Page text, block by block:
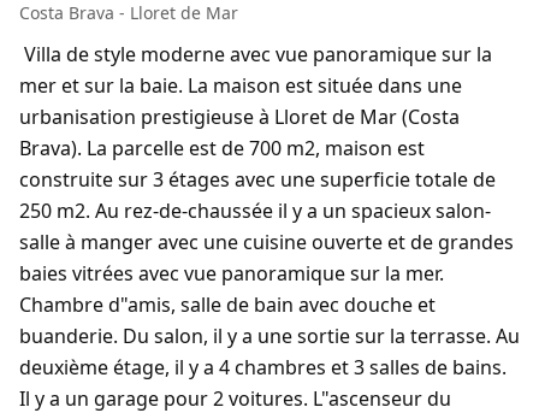
Costa Brava - Lloret de Mar
Villa de style moderne avec vue panoramique sur la
mer et sur la baie. La maison est située dans une
urbanisation prestigieuse à Lloret de Mar (Costa
Brava). La parcelle est de 700 m2, maison est
construite sur 3 étages avec une superficie totale de
250 m2. Au rez-de-chaussée il y a un spacieux salon-
salle à manger avec une cuisine ouverte et de grandes
baies vitrées avec vue panoramique sur la mer.
Chambre d"amis, salle de bain avec douche et
buanderie. Du salon, il y a une sortie sur la terrasse. Au
deuxième étage, il y a 4 chambres et 3 salles de bains.
Il y a un garage pour 2 voitures. L"ascenseur du